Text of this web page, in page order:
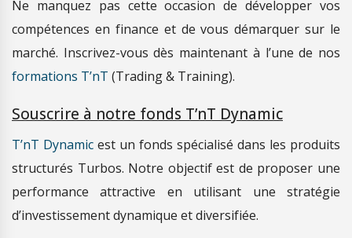
Ne manquez pas cette occasion de développer vos
compétences en finance et de vous démarquer sur le
marché. Inscrivez-vous dès maintenant à l’une de nos
formations T’nT (Trading & Training).
Souscrire à notre fonds T’nT Dynamic
T’nT Dynamic est un fonds spécialisé dans les produits
structurés Turbos. Notre objectif est de proposer une
performance attractive en utilisant une stratégie
d’investissement dynamique et diversifiée.